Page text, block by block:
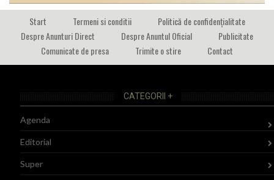
Start Termeni si conditii
Politică de confidențialitate
Despre Anunturi Direct
Despre Anuntul Oficial
Publicitate
Comunicate de presa
Trimite o stire Contact
CATEGORII +
Agenda
Editorial
Super